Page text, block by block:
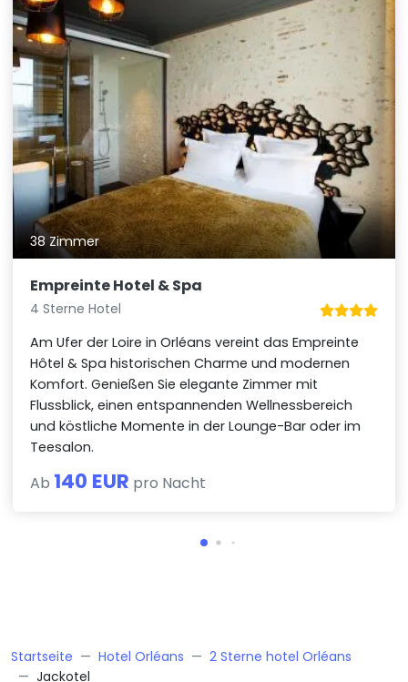
38 Zimmer
Empreinte Hotel & Spa
4 Sterne Hotel
Am Ufer der Loire in Orléans vereint das Empreinte
Hôtel & Spa historischen Charme und modernen
Komfort. Genießen Sie elegante Zimmer mit
Flussblick, einen entspannenden Wellnessbereich
und köstliche Momente in der Lounge-Bar oder im
Teesalon.
Ab 140 EUR pro Nacht
Startseite Hotel Orléans
2 Sterne hotel Orléans
Jackotel